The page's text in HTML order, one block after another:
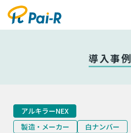
導入事例
アルキラーNEX
製造・メーカー
白ナンバー